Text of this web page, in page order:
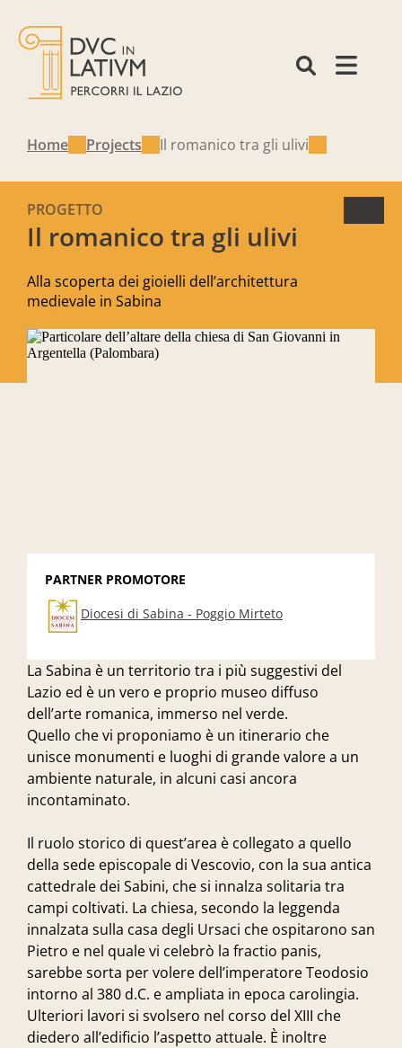
Home Projects Il romanico tra gli ulivi
Il romanico tra gli ulivi
PROGETTO
Alla scoperta dei gioielli dell’architettura
medievale in Sabina
La Sabina è un territorio tra i più suggestivi del
Lazio ed è un vero e proprio museo diffuso
dell’arte romanica, immerso nel verde.
Quello che vi proponiamo è un itinerario che
unisce monumenti e luoghi di grande valore a un
ambiente naturale, in alcuni casi ancora
incontaminato.
Il ruolo storico di quest’area è collegato a quello
della sede episcopale di Vescovio, con la sua antica
cattedrale dei Sabini, che si innalza solitaria tra
campi coltivati. La chiesa, secondo la leggenda
innalzata sulla casa degli Ursaci che ospitarono san
Pietro e nel quale vi celebrò la fractio panis,
sarebbe sorta per volere dell’imperatore Teodosio
intorno al 380 d.C. e ampliata in epoca carolingia.
Ulteriori lavori si svolsero nel corso del XIII che
diedero all’edificio l’aspetto attuale. È inoltre
PARTNER PROMOTORE
Diocesi di Sabina - Poggio Mirteto